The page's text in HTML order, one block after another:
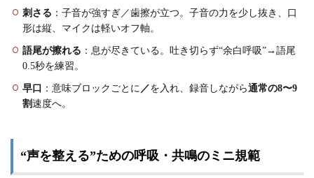
刺さる ：子音が強すぎ／歯擦が立つ。子音の力を少し抜き、口
形は縦、マイクは軽いオフ軸。
語尾が擦れる ：息が尽きている。吐き切らず“余白呼吸”→語尾
0.5秒を練習。
早口 ：意味ブロックごとに ／を入れ、録音しながら通常の8〜9
割速度へ。
“声を整える”ための呼吸・共鳴のミニ規範